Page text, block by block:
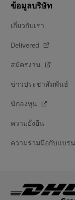
ข้อมูลบริษัท
เกี่ยวกับเรา
Delivered
สมัครงาน
ข่าวประชาสัมพันธ์
นักลงทุน
ความยั่งยืน
ความร่วมมือกับแบร